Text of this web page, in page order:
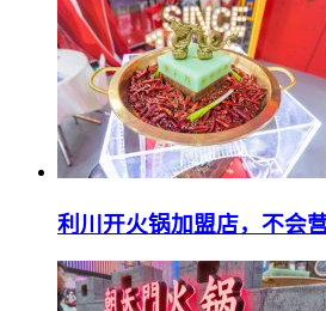
利川开火锅加盟店，不会